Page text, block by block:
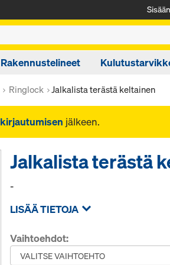
Rakennustelineet
Ringlock Jalkalista terästä keltainen
kirjautumisen jälkeen.
Jalkalista terästä
-
LISÄÄ TIETOJA
Vaihtoehdot: